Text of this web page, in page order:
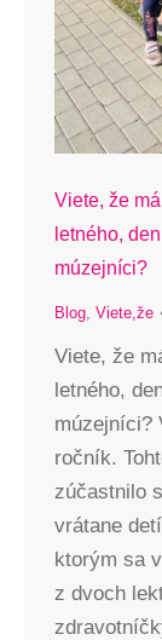
Viete, že
letného,
múzejníci?
Blog, Viete,že
Viete, že
letného,
múzejníci?
ročník.
zúčastnilo
vrátane
ktorým sa
z dvoch